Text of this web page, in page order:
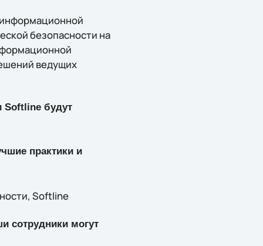
безопасности на
ведущих
Softline будут
практики и
Softline
сотрудники могут